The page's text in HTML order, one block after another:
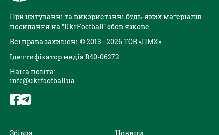
При цитуванні та використанні будь-яких матеріалів
посилання на "UkrFootball" обов'язкове
Всі права захищені © 2013 - 2026 ТОВ «ПМХ»
Ідентифікатор медіа R40-06373
Наша пошта:
info@ukrfootball.ua
Збірна
Новини